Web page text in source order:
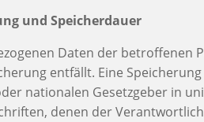
und Speicherdauer
Daten der betroffenen
entfällt. Eine
nationalen Gesetzgeber in
denen der